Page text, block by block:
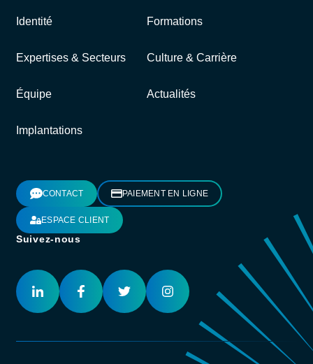
Identité Formations
Expertises & Secteurs Culture & Carrière
Équipe Actualités
Implantations
CONTACT PAIEMENT EN LIGNE
ESPACE CLIENT
Suivez-nous